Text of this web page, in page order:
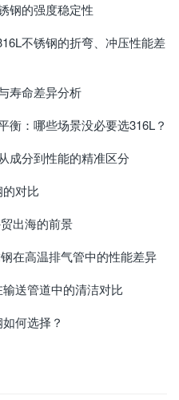
钢的强度稳定性
不锈钢的折弯、冲压性能差
寿命差异分析
衡：哪些场景没必要选316L？
成分到性能的精准区分
对比
出海的前景
在高温排气管中的性能差异
送管道中的清洁对比
何选择？